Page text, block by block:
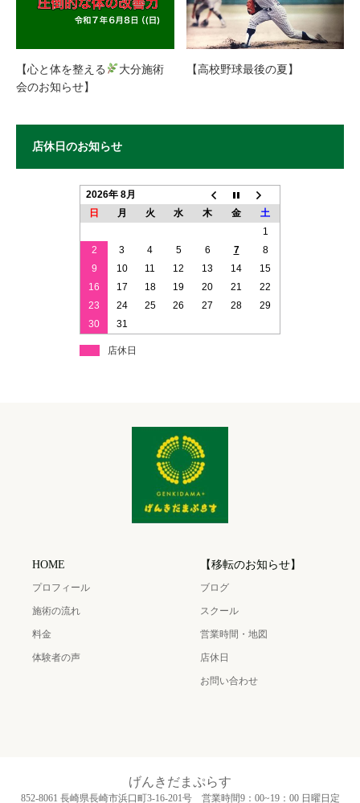
【心と体を整える
大分施術
会のお知らせ】
【高校野球最後の夏】
店休日のお知らせ
2026年 8月
日
月 火 水 木 金
土
1
2
3 4 5 6 7
8
9
10 11 12 13 14
15
16
17 18 19 20 21
22
23
24 25 26 27 28
29
30
31
店休日
HOME
プロフィール
施術の流れ
料金
体験者の声
【移転のお知らせ】
ブログ
スクール
営業時間・地図
店休日
お問い合わせ
げんきだまぷらす
852-8061 長崎県長崎市浜口町3‐16‐201号 営業時間9：00~19：00 日曜日定